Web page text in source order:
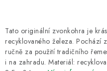
Obchodní podmínky
O Fair Trade
Napište nám
Tato originální zvonkohra je
recyklovaného železa. Pochází
ručně za použití tradičního
i na zahradu. Materiál: